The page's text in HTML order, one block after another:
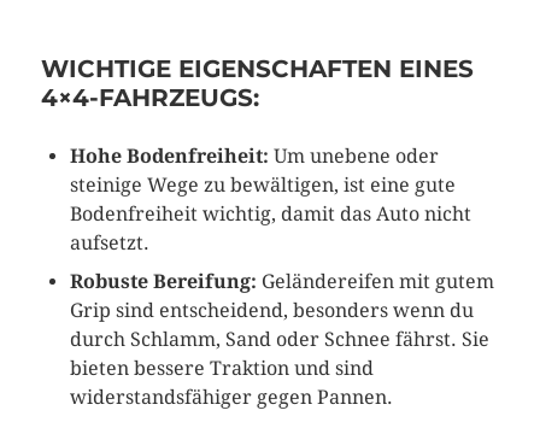
WICHTIGE EIGENSCHAFTEN EINES
4×4-FAHRZEUGS:
Hohe Bodenfreiheit: Um unebene oder
steinige Wege zu bewältigen, ist eine gute
Bodenfreiheit wichtig, damit das Auto nicht
aufsetzt.
Robuste Bereifung: Geländereifen mit gutem
Grip sind entscheidend, besonders wenn du
durch Schlamm, Sand oder Schnee fährst. Sie
bieten bessere Traktion und sind
widerstandsfähiger gegen Pannen.